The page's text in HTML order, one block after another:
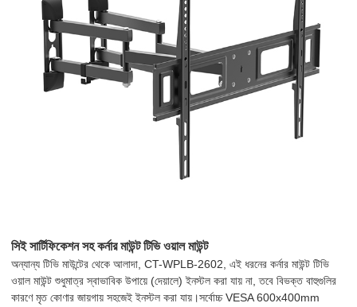
সিই সার্টিফিকেশন সহ কর্নার মাউন্ট টিভি ওয়াল মাউন্ট
অন্যান্য টিভি মাউন্টের থেকে আলাদা, CT-WPLB-2602, এই ধরনের কর্নার মাউন্ট টিভি
ওয়াল মাউন্ট শুধুমাত্র স্বাভাবিক উপায়ে (দেয়ালে) ইনস্টল করা যায় না, তবে বিভক্ত বাহুগুলির
কারণে মৃত কোণার জায়গায় সহজেই ইনস্টল করা যায়।সর্বোচ্চ VESA 600x400mm